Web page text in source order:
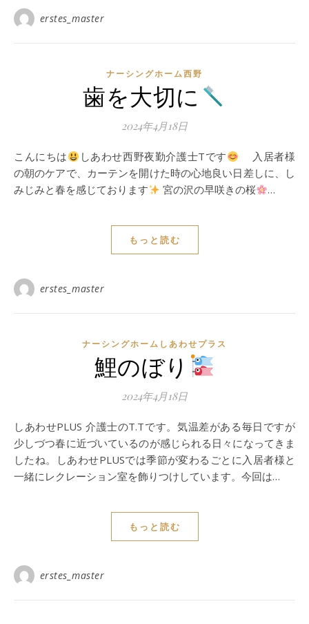
erstes_master
ナーシングホーム西野
歯を大切に
2024年4月18日
こんにちは しあわせ西野夜勤介護士Tです
入居者様
の朝のケアで、カーテンを開けた時の心地良い日差しに、し
みじみと春を感じております
宮の沢の早咲きの桜 …
もっと読む
erstes_master
ナーシングホームしあわせプラス
鯉のぼり
2024年4月18日
しあわせPLUS 介護士のT.Tです。気温差がある毎日ですが
少しづつ春に近づいているのが感じられる日々になってきま
したね。しあわせPLUSでは季節が変わるごとに入居者様と
一緒にレクレーション室を飾りつけしています。今回は…
もっと読む
erstes_master